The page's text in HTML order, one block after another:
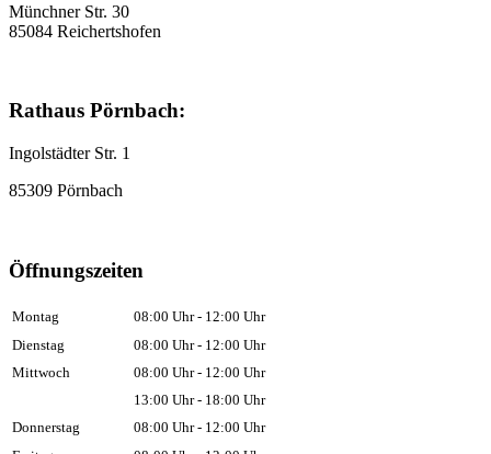
Münchner Str. 30
85084 Reichertshofen
Rathaus Pörnbach:
Ingolstädter Str. 1
85309 Pörnbach
Öffnungszeiten
Montag
08:00 Uhr - 12:00 Uhr
Dienstag
08:00 Uhr - 12:00 Uhr
Mittwoch
08:00 Uhr - 12:00 Uhr
13:00 Uhr - 18:00 Uhr
Donnerstag
08:00 Uhr - 12:00 Uhr